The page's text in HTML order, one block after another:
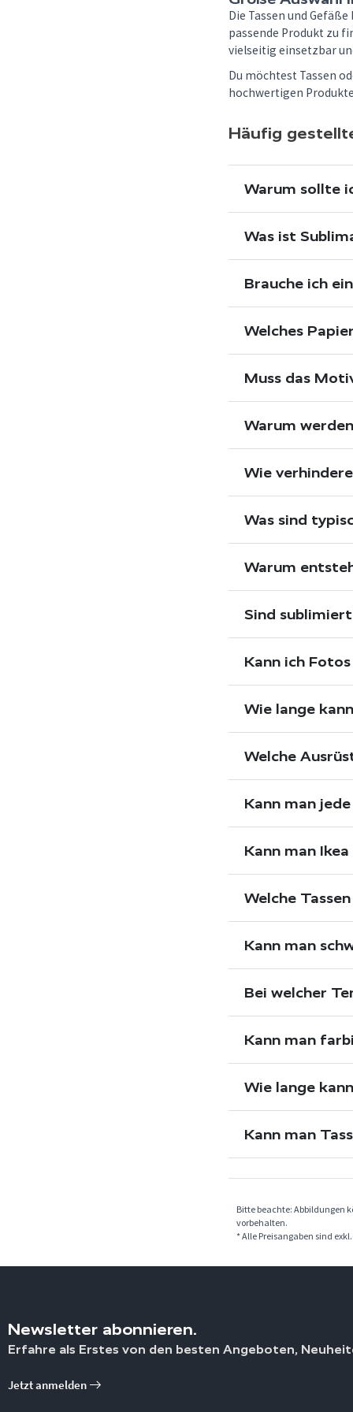
Die Tassen und
passende Produkt zu
vielseitig einsetzbar
Du möchtest Tassen
hochwertigen
Häufig
Warum sollte
Was ist
Brauche ich
Welches
Muss das
Warum
Wie
Was sind
Warum
Sind
Kann ich
Wie lange
Welche
Kann man
Kann man
Welche
Kann man
Bei welcher
Kann man
Wie lange
Kann man
Bitte beachte: Abbildungen
vorbehalten.
* Alle Preisangaben sind
Newsletter abonnieren.
Erfahre als Erstes von den besten Angeboten,
Jetzt anmelden